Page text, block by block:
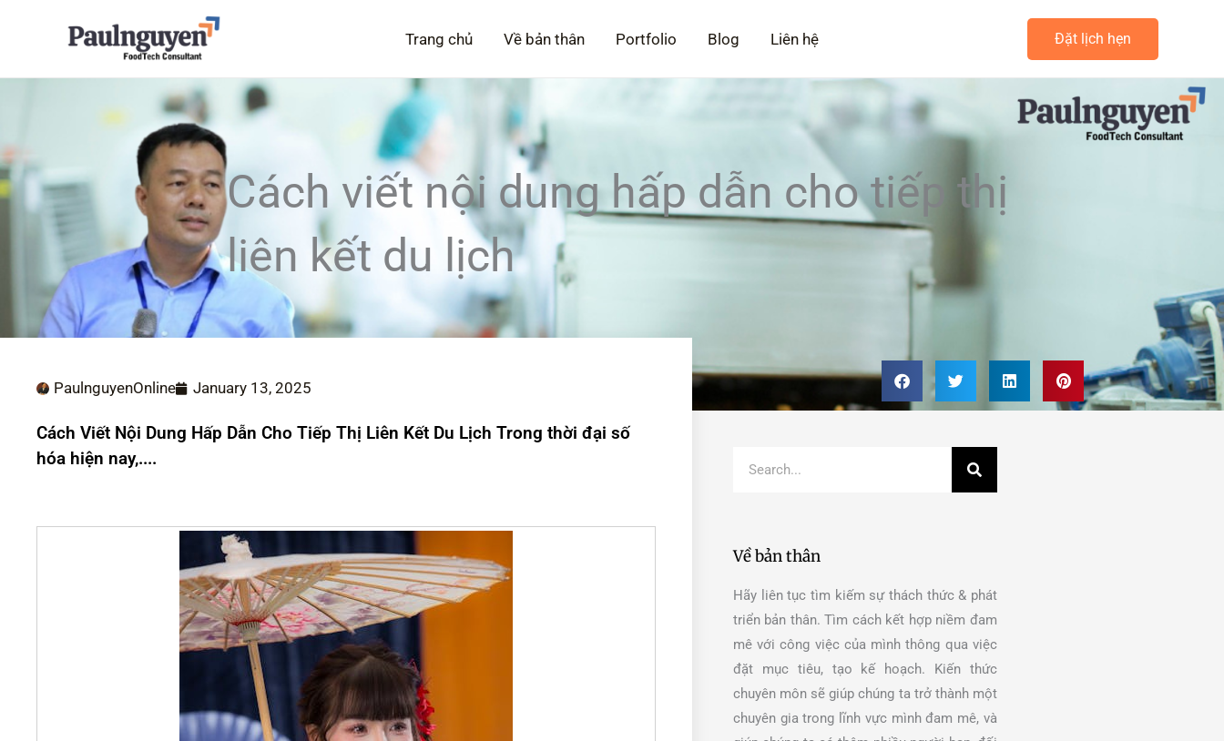
Trang chủ Về bản thân Portfolio Blog Liên hệ Đặt lịch hẹn
Cách viết nội dung hấp dẫn cho tiếp thị
liên kết du lịch
PaulnguyenOnline January 13, 2025
Cách Viết Nội Dung Hấp Dẫn Cho Tiếp Thị Liên Kết Du Lịch Trong thời đại số
hóa hiện nay,....
Search
Về bản thân
Hãy liên tục tìm kiếm sự thách thức & phát
triển bản thân. Tìm cách kết hợp niềm đam
mê với công việc của mình thông qua việc
đặt mục tiêu, tạo kế hoạch. Kiến thức
chuyên môn sẽ giúp chúng ta trở thành một
chuyên gia trong lĩnh vực mình đam mê, và